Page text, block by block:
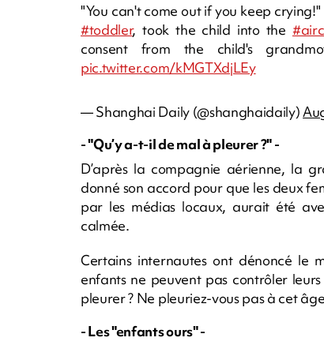
"You can't come out if you keep
#toddler, took the child into the
consent from the child's
pic.twitter.com/kMGTXdjLEy
— Shanghai Daily (@shanghaidaily)
- "Qu’y a-t-il de mal à pleurer ?" -
D’après la compagnie aérienne, la
donné son accord pour que les deux
par les médias locaux, aurait été
calmée.
Certains internautes ont dénoncé le
enfants ne peuvent pas contrôler
pleurer ? Ne pleuriez-vous pas à cet
- Les "enfants ours" -